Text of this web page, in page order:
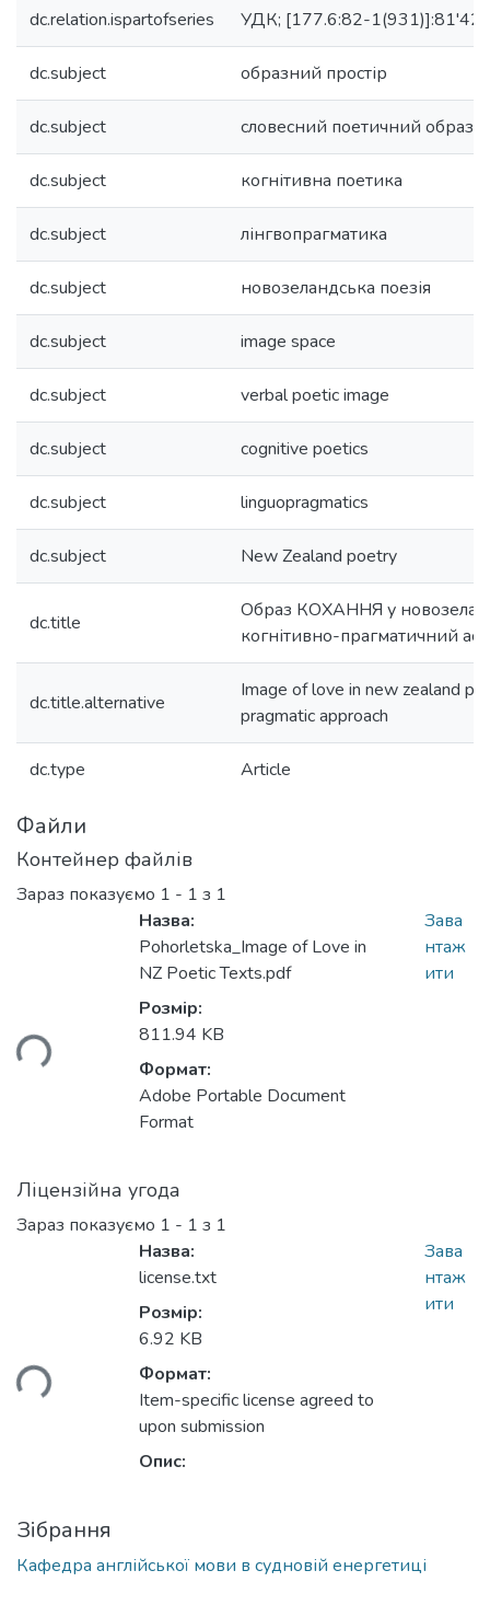
dc.relation.ispartofseries УДК; [177.6:82-1(931)]:81'42
dc.subject образний простір
dc.subject словесний поетичний образ
dc.subject когнітивна поетика
dc.subject лінгвопрагматика
dc.subject новозеландська поезія
dc.subject image space
dc.subject verbal poetic image
dc.subject cognitive poetics
dc.subject linguopragmatics
dc.subject New Zealand poetry
dc.title
Образ КОХАННЯ у
когнітивно-прагматичний
dc.title.alternative
Image of love in new zealand
pragmatic approach
dc.type Article
Файли
Контейнер файлів
Зараз показуємо 1 - 1 з 1
Назва:
Pohorletska_Image of Love in
NZ Poetic Texts.pdf
Розмір:
811.94 KB
Формат:
Adobe Portable Document
Format
Зава
нтаж
ити
Ліцензійна угода
Зараз показуємо 1 - 1 з 1
Назва:
license.txt
Розмір:
6.92 KB
Формат:
Item-specific license agreed to
upon submission
Опис:
Зава
нтаж
ити
Зібрання
Кафедра англійської мови в судновій енергетиці